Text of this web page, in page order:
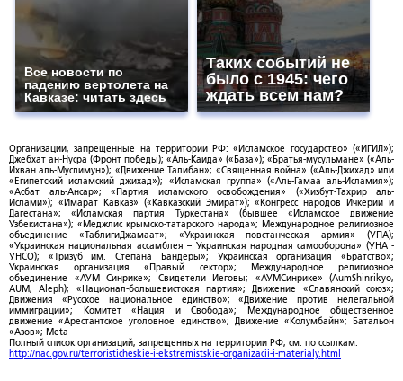
Все новости по
падению вертолета на
Кавказе: читать здесь
Таких событий не
было с 1945: чего
ждать всем нам?
Организации, запрещенные на территории РФ: «Исламское государство» («ИГИЛ»);
Джебхат ан-Нусра (Фронт победы); «Аль-Каида» («База»); «Братья-мусульмане» («Аль-
Ихван аль-Муслимун»); «Движение Талибан»; «Священная война» («Аль-Джихад» или
«Египетский исламский джихад»); «Исламская группа» («Аль-Гамаа аль-Исламия»);
«Асбат аль-Ансар»; «Партия исламского освобождения» («Хизбут-Тахрир аль-
Ислами»); «Имарат Кавказ» («Кавказский Эмират»); «Конгресс народов Ичкерии и
Дагестана»; «Исламская партия Туркестана» (бывшее «Исламское движение
Узбекистана»); «Меджлис крымско-татарского народа»; Международное религиозное
объединение «ТаблигиДжамаат»; «Украинская повстанческая армия» (УПА);
«Украинская национальная ассамблея – Украинская народная самооборона» (УНА -
УНСО); «Тризуб им. Степана Бандеры»; Украинская организация «Братство»;
Украинская организация «Правый сектор»; Международное религиозное
объединение «АУМ Синрике»; Свидетели Иеговы; «АУМСинрике» (AumShinrikyo,
AUM, Aleph); «Национал-большевистская партия»; Движение «Славянский союз»;
Движения «Русское национальное единство»; «Движение против нелегальной
иммиграции»; Комитет «Нация и Свобода»; Международное общественное
движение «Арестантское уголовное единство»; Движение «Колумбайн»; Батальон
«Азов»; Meta
Полный список организаций, запрещенных на территории РФ, см. по ссылкам:
http://nac.gov.ru/terroristicheskie-i-ekstremistskie-organizacii-i-materialy.html